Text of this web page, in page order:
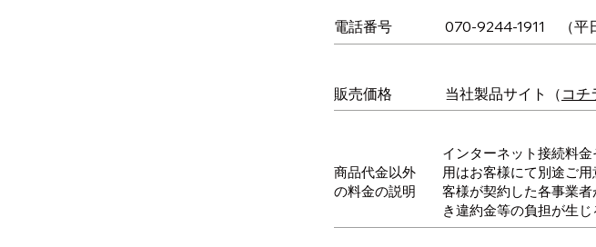
電話番号 070-9244-1911 （平
販売価格 当社製品サイト（ コチ
商品代金以外
の料金の説明
インターネット接続料
用はお客様にて別途ご
客様が契約した各事業
き違約金等の負担が生じ